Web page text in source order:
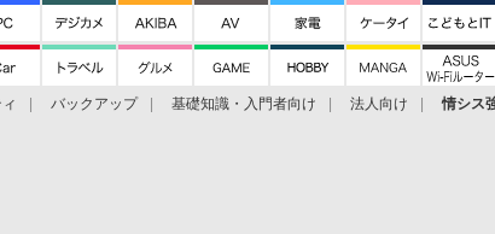
バックアップ 基礎知識・入門者向け 法人向け 情シス